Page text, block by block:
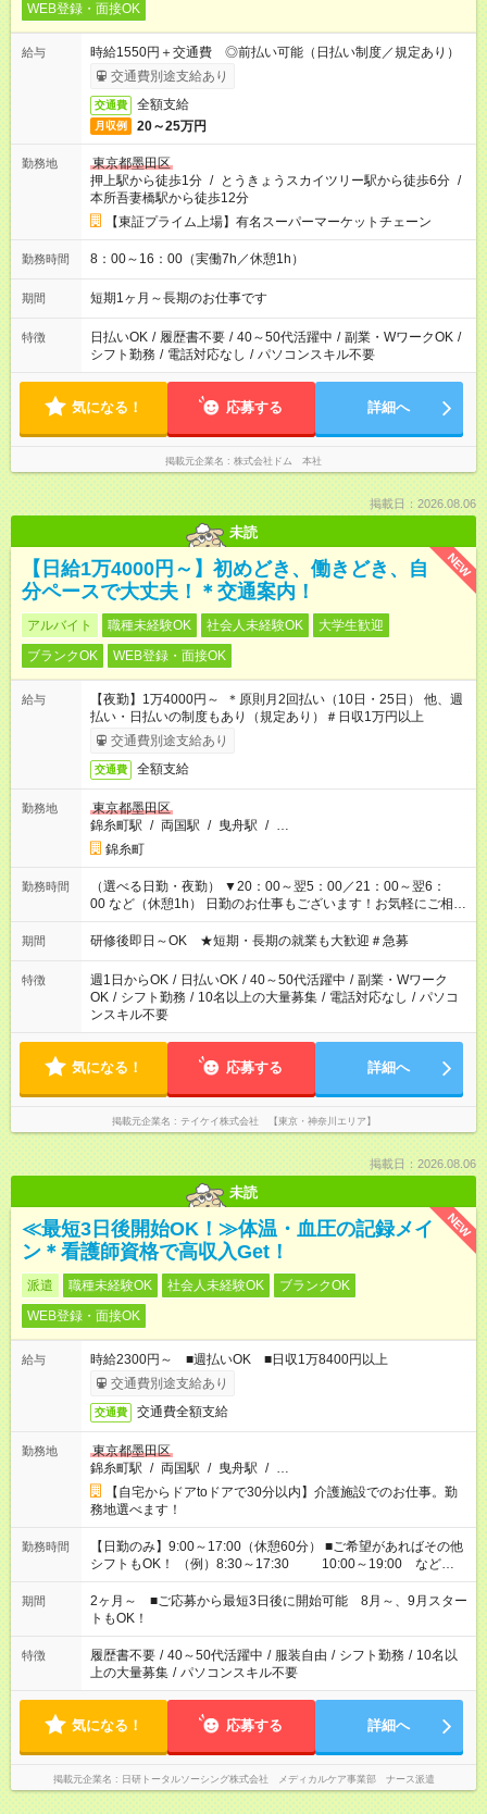
WEB登録・面接OK
給与
時給1550円＋交通費 ◎前払い可能（日払い制度／規定あり）
交通費別途支給あり
交通費 全額支給
月収例 20～25万円
勤務地
東京都墨田区
押上駅から徒歩1分 / とうきょうスカイツリー駅から徒歩6分 /
本所吾妻橋駅から徒歩12分
【東証プライム上場】有名スーパーマーケットチェーン
勤務時間 8：00～16：00（実働7h／休憩1h）
期間 短期1ヶ月～長期のお仕事です
特徴 日払いOK / 履歴書不要 / 40～50代活躍中 / 副業・WワークOK /
シフト勤務 / 電話対応なし / パソコンスキル不要
気になる！ 応募する 詳細へ
掲載元企業名 株式会社ドム 本社
掲載日：2026.08.06
未読
NEW
【日給1万4000円～】初めどき、働きどき、自
分ペースで大丈夫！＊交通案内！
アルバイト 職種未経験OK 社会人未経験OK
大学生歓迎
ブランクOK
WEB登録・面接OK
給与
【夜勤】1万4000円～ ＊原則月2回払い（10日・25日） 他、週
払い・日払いの制度もあり（規定あり）＃日収1万円以上
交通費別途支給あり
交通費 全額支給
勤務地
東京都墨田区
錦糸町駅 / 両国駅 / 曳舟駅 / …
錦糸町
勤務時間
（選べる日勤・夜勤） ▼20：00～翌5：00／21：00～翌6：
00 など（休憩1h） 日勤のお仕事もございます！お気軽にご相談
ください！
期間 研修後即日～OK ★短期・長期の就業も大歓迎＃急募
特徴 週1日からOK / 日払いOK / 40～50代活躍中 / 副業・Wワーク
OK / シフト勤務 / 10名以上の大量募集 / 電話対応なし / パソコ
ンスキル不要
気になる！ 応募する 詳細へ
掲載元企業名 テイケイ株式会社 【東京・神奈川エリア】
掲載日：2026.08.06
未読
NEW
≪最短3日後開始OK！≫体温・血圧の記録メイ
ン＊看護師資格で高収入Get！
派遣 職種未経験OK 社会人未経験OK
ブランクOK
WEB登録・面接OK
給与
時給2300円～ ■週払いOK ■日収1万8400円以上
交通費別途支給あり
交通費 交通費全額支給
勤務地
東京都墨田区
錦糸町駅 / 両国駅 / 曳舟駅 / …
【自宅からドアtoドアで30分以内】介護施設でのお仕事。勤
務地選べます！
勤務時間
【日勤のみ】9:00～17:00（休憩60分） ■ご希望があればその他
シフトもOK！ （例）8:30～17:30 10:00～19:00 など
「家族とお休みを合わせたい」 「できれば残業はしたくない」
など、あなたのご希望に沿ったお仕事をご紹介します！ ※Wワ
ーク希望の方へ 今ご覧のお仕事で希望する勤務時間と、もう1つ
のお仕事の勤務時間。 合計で週40時間を超える場合は応募でき
ません
期間
2ヶ月～ ■ご応募から最短3日後に開始可能 8月～、9月スター
トもOK！
特徴 履歴書不要 / 40～50代活躍中 / 服装自由 / シフト勤務 / 10名以
上の大量募集 / パソコンスキル不要
気になる！ 応募する 詳細へ
掲載元企業名 日研トータルソーシング株式会社 メディカルケア事業部 ナース派遣